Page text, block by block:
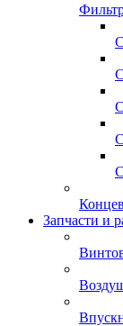
Запчасти и